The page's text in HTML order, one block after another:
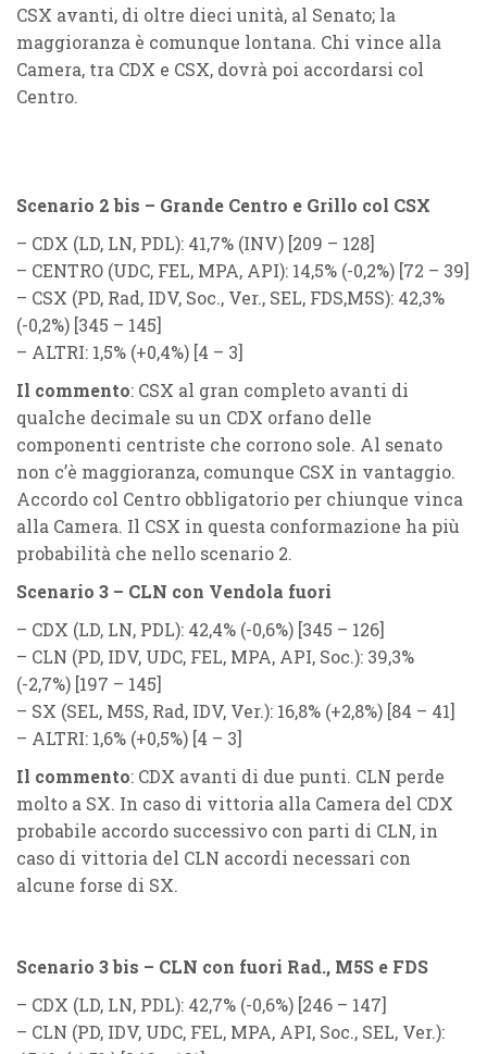
CSX avanti, di oltre dieci unità, al Senato; la
maggioranza è comunque lontana. Chi vince alla
Camera, tra CDX e CSX, dovrà poi accordarsi col
Centro.
Scenario 2 bis – Grande Centro e Grillo col CSX
– CDX (LD, LN, PDL): 41,7% (INV) [209 – 128]
– CENTRO (UDC, FEL, MPA, API): 14,5% (-0,2%) [72 – 39]
– CSX (PD, Rad, IDV, Soc., Ver., SEL, FDS,M5S): 42,3%
(-0,2%) [345 – 145]
– ALTRI: 1,5% (+0,4%) [4 – 3]
Il commento: CSX al gran completo avanti di
qualche decimale su un CDX orfano delle
componenti centriste che corrono sole. Al senato
non c’è maggioranza, comunque CSX in vantaggio.
Accordo col Centro obbligatorio per chiunque vinca
alla Camera. Il CSX in questa conformazione ha più
probabilità che nello scenario 2.
Scenario 3 – CLN con Vendola fuori
– CDX (LD, LN, PDL): 42,4% (-0,6%) [345 – 126]
– CLN (PD, IDV, UDC, FEL, MPA, API, Soc.): 39,3%
(-2,7%) [197 – 145]
– SX (SEL, M5S, Rad, IDV, Ver.): 16,8% (+2,8%) [84 – 41]
– ALTRI: 1,6% (+0,5%) [4 – 3]
Il commento: CDX avanti di due punti. CLN perde
molto a SX. In caso di vittoria alla Camera del CDX
probabile accordo successivo con parti di CLN, in
caso di vittoria del CLN accordi necessari con
alcune forse di SX.
Scenario 3 bis – CLN con fuori Rad., M5S e FDS
– CDX (LD, LN, PDL): 42,7% (-0,6%) [246 – 147]
– CLN (PD, IDV, UDC, FEL, MPA, API, Soc., SEL, Ver.):